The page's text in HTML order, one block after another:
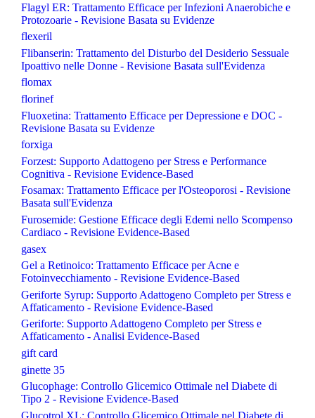
Flagyl ER: Trattamento Efficace per Infezioni Anaerobiche e
Protozoarie - Revisione Basata su Evidenze
flexeril
Flibanserin: Trattamento del Disturbo del Desiderio Sessuale
Ipoattivo nelle Donne - Revisione Basata sull'Evidenza
flomax
florinef
Fluoxetina: Trattamento Efficace per Depressione e DOC -
Revisione Basata su Evidenze
forxiga
Forzest: Supporto Adattogeno per Stress e Performance
Cognitiva - Revisione Evidence-Based
Fosamax: Trattamento Efficace per l'Osteoporosi - Revisione
Basata sull'Evidenza
Furosemide: Gestione Efficace degli Edemi nello Scompenso
Cardiaco - Revisione Evidence-Based
gasex
Gel a Retinoico: Trattamento Efficace per Acne e
Fotoinvecchiamento - Revisione Evidence-Based
Geriforte Syrup: Supporto Adattogeno Completo per Stress e
Affaticamento - Revisione Evidence-Based
Geriforte: Supporto Adattogeno Completo per Stress e
Affaticamento - Analisi Evidence-Based
gift card
ginette 35
Glucophage: Controllo Glicemico Ottimale nel Diabete di
Tipo 2 - Revisione Evidence-Based
Glucotrol XL: Controllo Glicemico Ottimale nel Diabete di